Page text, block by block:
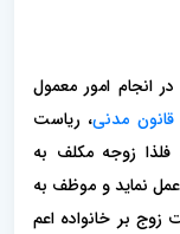
انجام امور معمول
، ریاست
زوجه مکلف به
نماید و موظف به
بر خانواده اعم